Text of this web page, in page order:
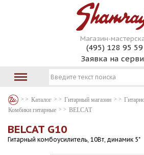
Магазин-
(495) 128 95 59
Заявка на
Каталог Гитарный магазин
Комбики гитарные
BELCAT
BELCAT G10
Гитарный комбоусилитель, 10Вт, динамик 5"